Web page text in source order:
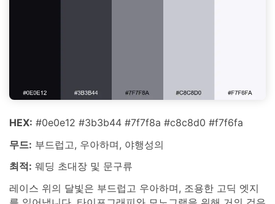
HEX: #0e0e12 #3b3b44 #7f7f8a #c8c8d0 #f7f6fa
무드: 부드럽고, 우아하며, 야행성의
최적: 웨딩 초대장 및 문구류
레이스 위의 달빛은 부드럽고 우아하며, 조용한 고딕 엣지